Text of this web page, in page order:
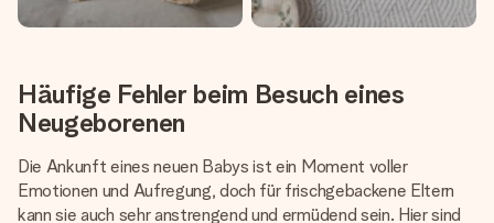
Häufige Fehler beim Besuch eines
Neugeborenen
Die Ankunft eines neuen Babys ist ein Moment voller
Emotionen und Aufregung, doch für frischgebackene Eltern
kann sie auch sehr anstrengend und ermüdend sein. Hier sind